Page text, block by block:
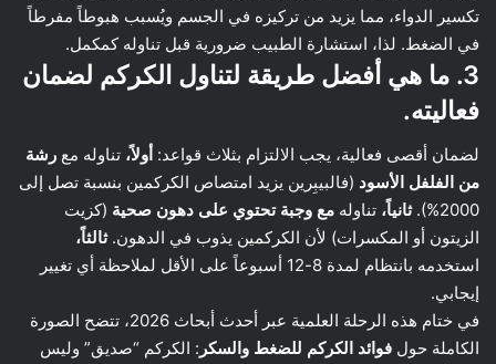
تكسير الدواء، مما يزيد من تركيزه في الجسم ويُسبب هبوطاً مفرطاً
في الضغط. لذا، استشارة الطبيب ضرورية قبل تناوله كمكمل.
3. ما هي أفضل طريقة لتناول الكركم لضمان
فعاليته.
لضمان أقصى فعالية، يجب الالتزام بثلاث قواعد: أولاً، تناوله مع رشة
من الفلفل الأسود (فالبيبِرين يزيد امتصاص الكركمين بنسبة تصل إلى
2000%).
ثانياً، تناوله مع وجبة تحتوي على دهون صحية (كزيت
الزيتون أو المكسرات) لأن الكركمين يذوب في الدهون.ثالثاً،
استخدمه بانتظام لمدة 8-12 أسبوعاً على الأقل لملاحظة أي تغيير
إيجابي.
في ختام هذه الرحلة العلمية عبر أحدث أبحاث 2026، تتضح الصورة
الكاملة حول فوائد الكركم للضغط والسكر : الكركم “صديق” وليس